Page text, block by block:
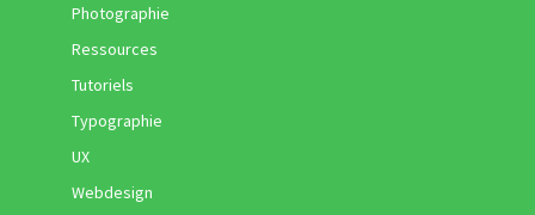
Photographie
Ressources
Tutoriels
Typographie
UX
Webdesign